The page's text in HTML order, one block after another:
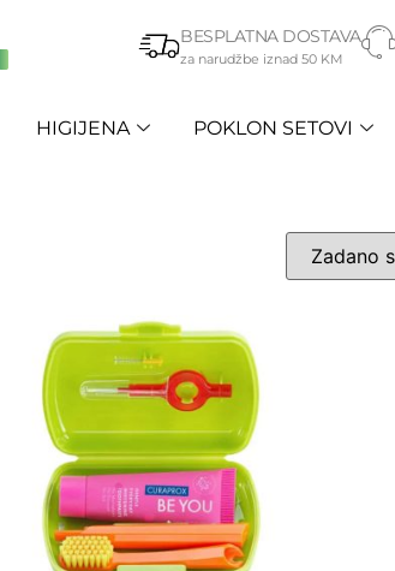
BESPLATNA DOSTAVA
za narudžbe iznad 50 KM
HIGIJENA POKLON SETOVI